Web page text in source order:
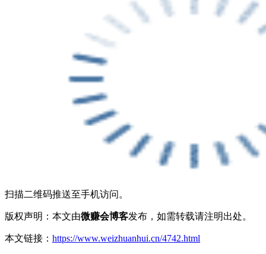
扫描二维码推送至手机访问。
版权声明：本文由微赚会博客发布，如需转载请注明出处。
本文链接： https://www.weizhuanhui.cn/4742.html